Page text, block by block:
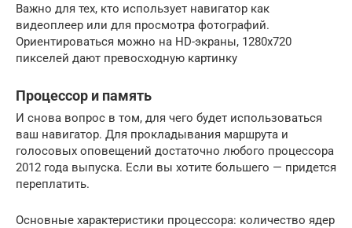
Важно для тех, кто использует навигатор как
видеоплеер или для просмотра фотографий.
Ориентироваться можно на HD-экраны, 1280х720
пикселей дают превосходную картинку
Процессор и память
И снова вопрос в том, для чего будет использоваться
ваш навигатор. Для прокладывания маршрута и
голосовых оповещений достаточно любого процессора
2012 года выпуска. Если вы хотите большего — придется
переплатить.
Основные характеристики процессора: количество ядер